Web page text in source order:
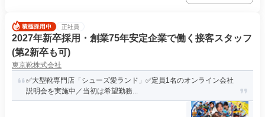
正社員
2027年新卒採用・創業75年安定企業で働く接客スタッフ
(第2新卒も可)
東京靴株式会社
✅大型靴専門店「シューズ愛ランド」✅定員1名のオンライン会社
説明会を実施中／当初は希望勤務...